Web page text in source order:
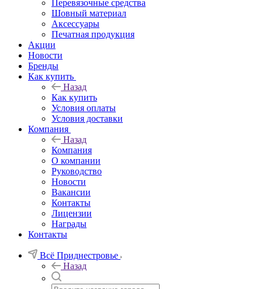
Перевязочные средства
Шовный материал
Аксессуары
Печатная продукция
Акции
Новости
Бренды
Как купить
Назад
Как купить
Условия оплаты
Условия доставки
Компания
Назад
Компания
О компании
Руководство
Новости
Вакансии
Контакты
Лицензии
Награды
Контакты
Всё Приднестровье
Назад